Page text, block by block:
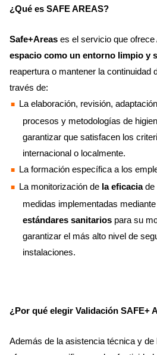
¿Qué es SAFE AREAS?
Safe+Areas es el servicio que ofrece
espacio como un entorno limpio y
reapertura o mantener la continuidad
través de:
La elaboración, revisión,
procesos y metodologías de
garantizar que satisfacen los
internacional o localmente.
La formación específica a los
La monitorización de la eficaciade
medidas implementadas
estándares sanitarios para su
garantizar el más alto nivel de
instalaciones.
¿Por qué elegir Validación SAFE+
Además de la asistencia técnica y de